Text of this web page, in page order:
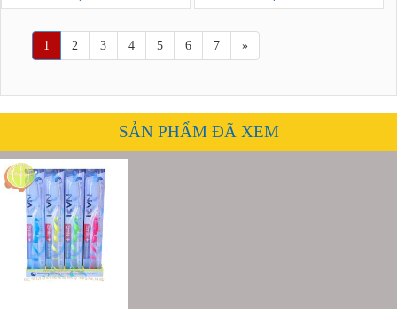
1 2 3 4 5 6 7 »
SẢN PHẨM ĐÃ XEM